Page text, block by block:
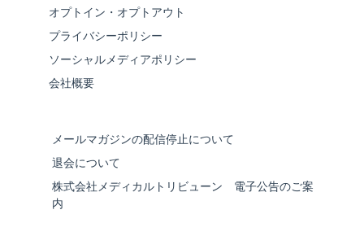
オプトイン・オプトアウト
プライバシーポリシー
ソーシャルメディアポリシー
会社概要
メールマガジンの配信停止について
退会について
株式会社メディカルトリビューン 電子公告のご案
内